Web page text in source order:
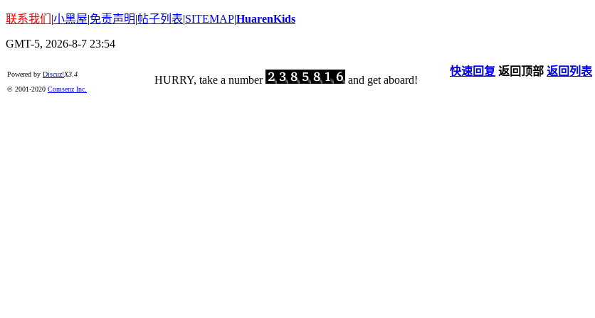
联系我们 |小黑屋|免责声明|帖子列表|SITEMAP|HuarenKids
GMT-5, 2026-8-7 23:54
Powered by Discuz!X3.4
© 2001-2020 Comsenz Inc.
快速回复 返回顶部 返回列表